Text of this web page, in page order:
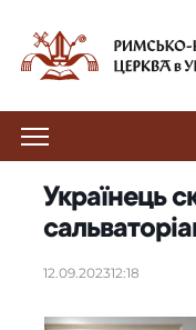
Українець
12.09.202312:18